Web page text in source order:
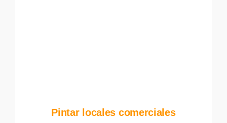
Pintar locales comerciales